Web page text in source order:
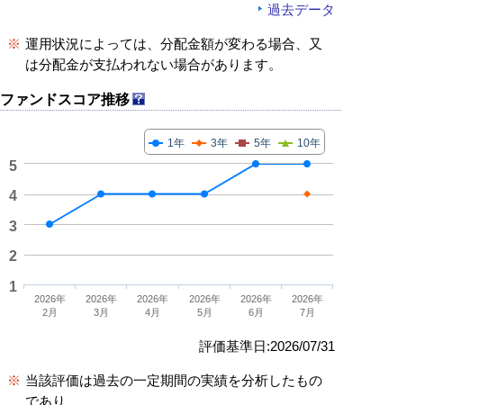
過去データ
※ 運用状況によっては、分配金額が変わる場合、又
は分配金が支払われない場合があります。
ファンドスコア推移
1年 3年 5年 10年
2026年
2月
2026年
3月
2026年
4月
2026年
5月
2026年
6月
2026年
7月
1
2
3
4
5
評価基準日:2026/07/31
※ 当該評価は過去の一定期間の実績を分析したもの
であり、